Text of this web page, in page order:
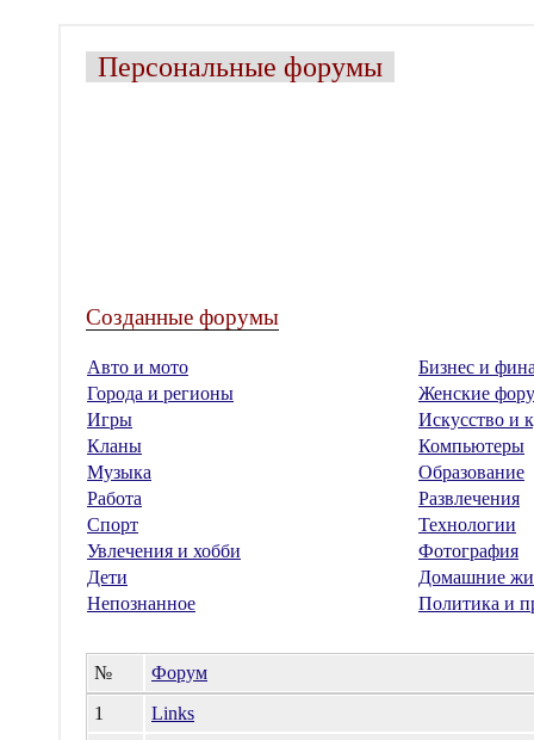
Персональные форумы
Созданные форумы
Авто и мото
Бизнес и
Города и регионы
Женские
Игры
Искусство и
Кланы
Компьютеры
Музыка
Образование
Работа
Развлечения
Спорт
Технологии
Увлечения и хобби
Фотография
Дети
Домашние
Непознанное
Политика и
№
Форум
1
Links